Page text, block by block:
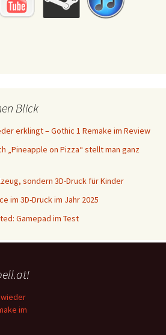
Blick
erklingt – Gothic 1 Remake im Review
„Pineapple on Pizza“ stellt man ganz
sondern 3D-Druck für Kinder
im 3D-Druck im Jahr 2025
Gamepad im Test
wieder
im